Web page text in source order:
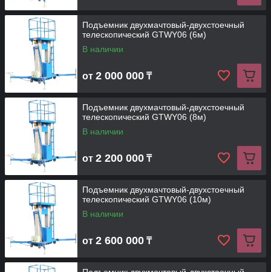
Подъемник двухмачтовый-двухстоечный
телескопический GTWY06 (6м)
В наличии
от 2 000 000 ₸
Подъемник двухмачтовый-двухстоечный
телескопический GTWY06 (8м)
В наличии
от 2 200 000 ₸
Подъемник двухмачтовый-двухстоечный
телескопический GTWY06 (10м)
В наличии
от 2 600 000 ₸